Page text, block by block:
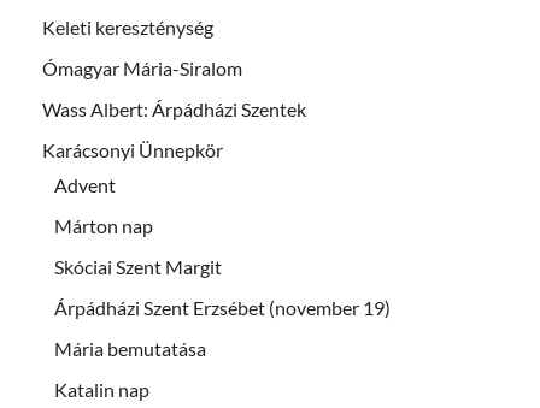
Keleti kereszténység
Ómagyar Mária-Siralom
Wass Albert: Árpádházi Szentek
Karácsonyi Ünnepkör
Advent
Márton nap
Skóciai Szent Margit
Árpádházi Szent Erzsébet (november 19)
Mária bemutatása
Katalin nap